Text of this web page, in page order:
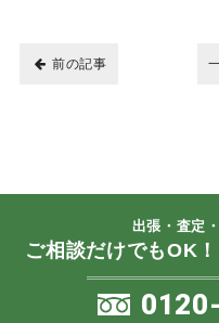
前の記事
出張・査定
ご相談だけでもOK